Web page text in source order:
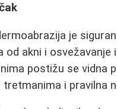
je
od akni i
postižu se vidna
tretmanima i pravilna